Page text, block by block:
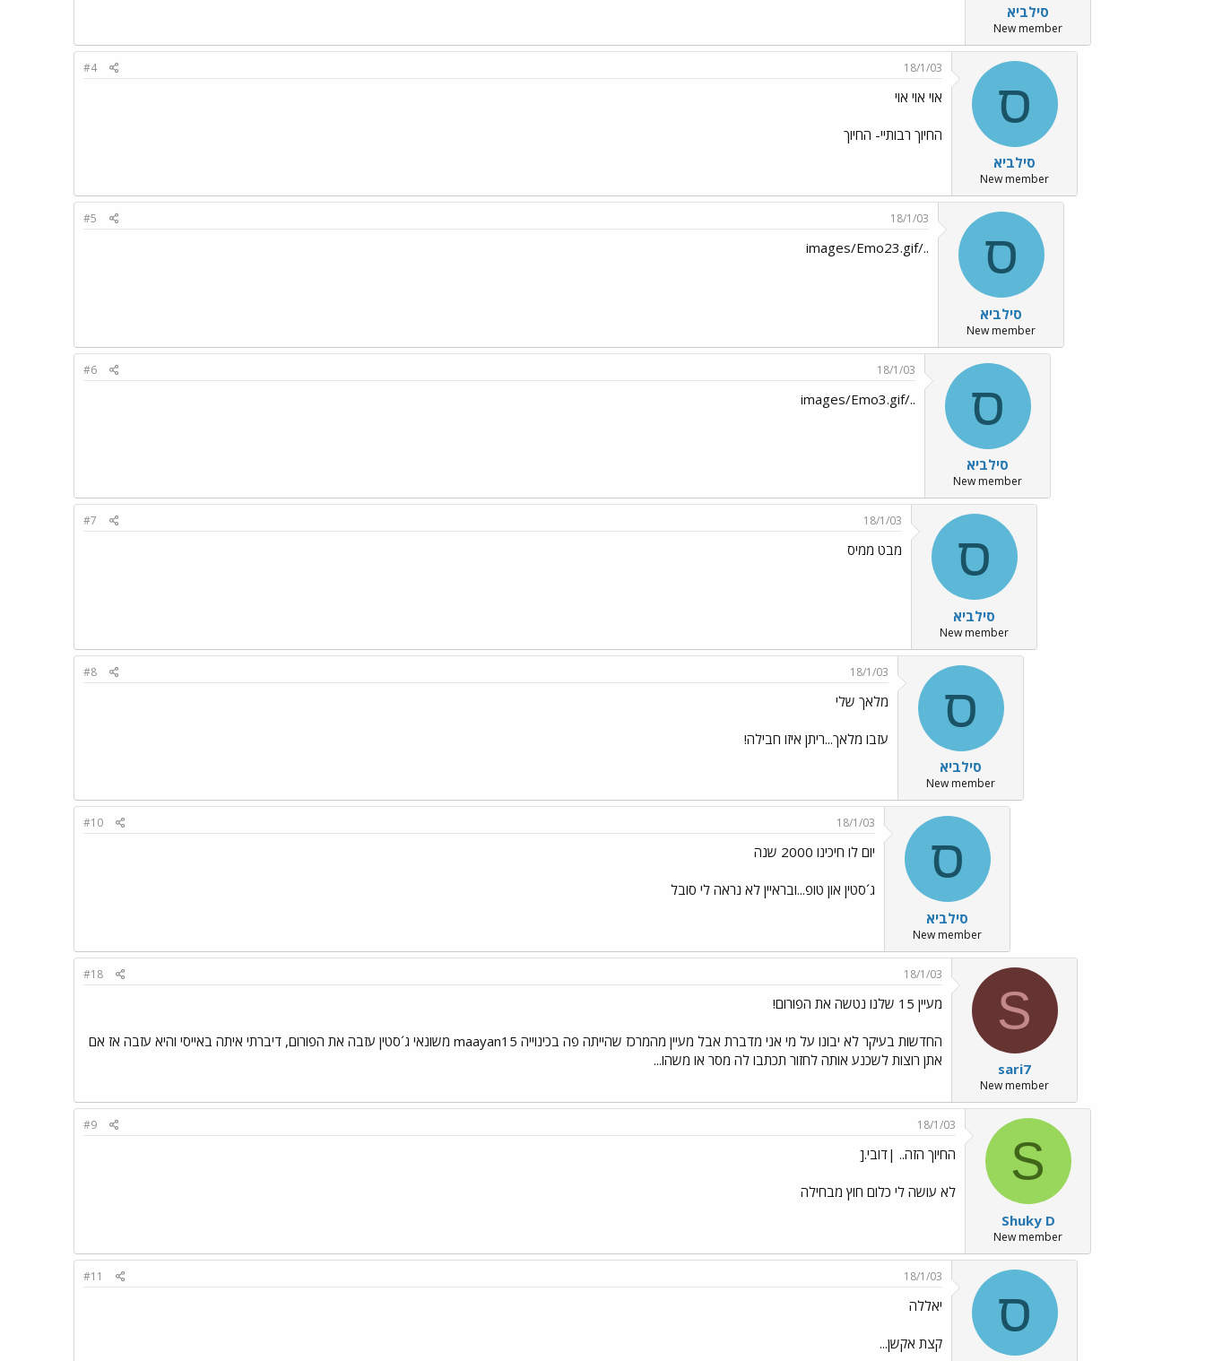
סילביא
New member
ס
סילביא
New member
18/1/03
#4
אוי אוי אוי
החיוך רבותיי- החיוך
ס
סילביא
New member
18/1/03
#5
../images/Emo23.gif
ס
סילביא
New member
18/1/03
#6
../images/Emo3.gif
ס
סילביא
New member
18/1/03
#7
מבט ממיס
ס
סילביא
New member
18/1/03
#8
מלאך שלי
עזבו מלאך...ריתן איזו חבילה!
ס
סילביא
New member
18/1/03
#10
יום לו חיכינו 2000 שנה
ג´סטין און טופ...ובראיין לא נראה לי סובל
S
sari7
New member
18/1/03
#18
מעיין 15 שלנו נטשה את הפורום!
החדשות בעיקר לא יבונו על מי אני מדברת אבל מעיין מהמרכז שהייתה פה בכינוייה maayan15 משונאי ג´סטין עזבה את הפורום, דיברתי איתה באייסי והיא עזבה אז אם
אתן רוצות לשכנע אותה לחזור תכתבו לה מסר או משהו...
S
Shuky D
New member
18/1/03
#9
החיוך הזה.. |דובי.[
לא עושה לי כלום חוץ מבחילה
ס
18/1/03
#11
יאללה
קצת אקשן...